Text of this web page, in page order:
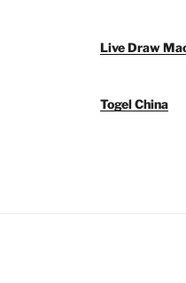
Live Draw
Togel China